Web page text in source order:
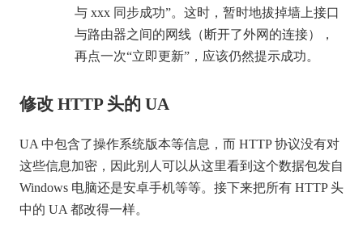
与 xxx 同步成功”。这时，暂时地拔掉墙上接口
与路由器之间的网线（断开了外网的连接），
再点一次“立即更新”，应该仍然提示成功。
修改 HTTP 头的 UA
UA 中包含了操作系统版本等信息，而 HTTP 协议没有对
这些信息加密，因此别人可以从这里看到这个数据包发自
Windows 电脑还是安卓手机等等。接下来把所有 HTTP 头
中的 UA 都改得一样。